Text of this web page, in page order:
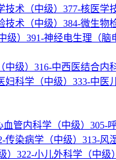
技术（中级） 377-核医学
技术（中级） 384-微生物
级） 391-神经电生理（脑
中级） 316-中西医结合内
妇科学（中级） 333-中医
血管内科学（中级） 305-
传染病学（中级） 313-风
） 322-小儿外科学（中级）